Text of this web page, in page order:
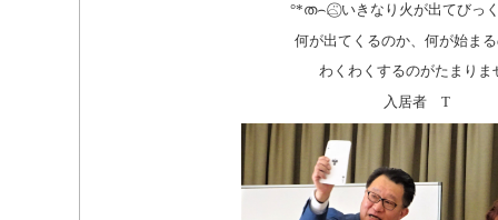
°*ത⌢⌓̈⃝ いきなり火が出てびっ
何が出てくるのか、何が始ま
わくわくするのがたまりま
入居者 T